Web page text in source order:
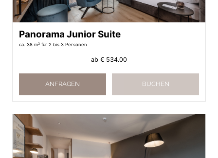
Panorama Junior Suite
ca. 38 m² für 2 bis 3 Personen
ab € 534.00
ANFRAGEN BUCHEN